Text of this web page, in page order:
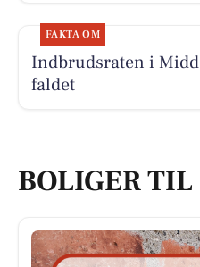
FAKTA OM
Indbrudsraten i
faldet
BOLIGER TIL